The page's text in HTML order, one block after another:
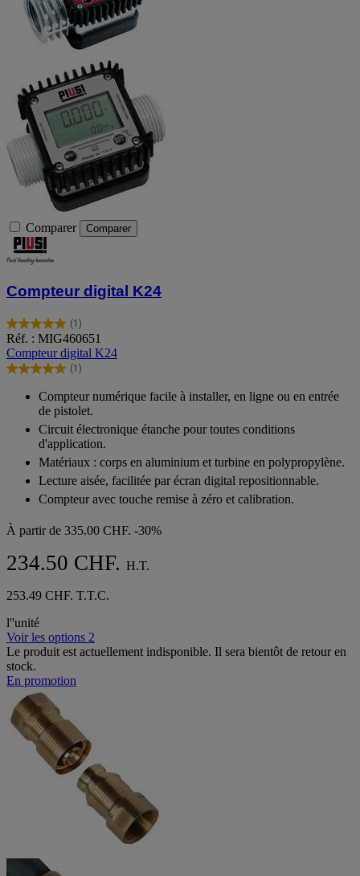
Comparer Comparer
Compteur digital K24
(1)
5.0
sur
5
étoiles.
avis
Réf. : MIG460651
Compteur digital K24
(1)
5.0
étoiles.
Compteur numérique facile à installer, en ligne ou en entrée
de pistolet.
Circuit électronique étanche pour toutes conditions
d'application.
Matériaux : corps en aluminium et turbine en polypropylène.
Lecture aisée, facilitée par écran digital repositionnable.
Compteur avec touche remise à zéro et calibration.
À partir de 335.00 CHF. -30%
234.50 CHF. H.T.
253.49 CHF. T.T.C.
l''unité
Voir les options 2
Le produit est actuellement indisponible. Il sera bientôt de retour en
stock.
En promotion